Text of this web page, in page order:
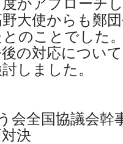
度かアプローチ
野大使からも鄭
のことでした
の対応につい
しました。
会全国協議会幹
決